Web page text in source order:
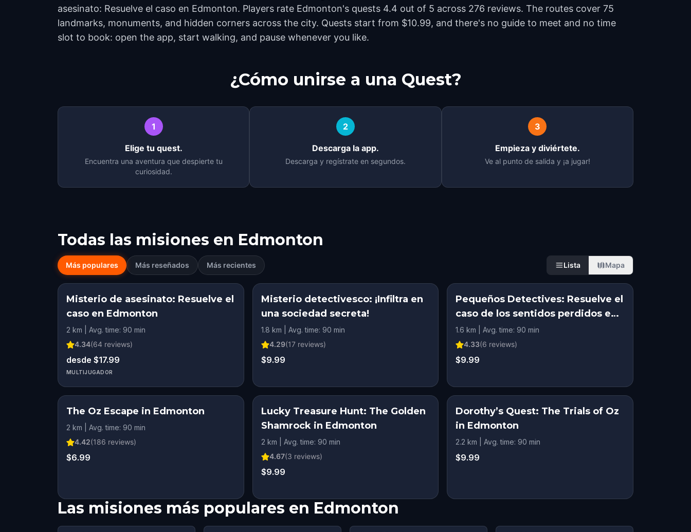
asesinato: Resuelve el caso en Edmonton. Players rate Edmonton's quests 4.4 out of 5 across 276 reviews. The routes cover 75
landmarks, monuments, and hidden corners across the city. Quests start from $10.99, and there's no guide to meet and no time
slot to book: open the app, start walking, and pause whenever you like.
¿Cómo unirse a una Quest?
1
Elige tu quest.
Encuentra una aventura que despierte tu
curiosidad.
2
Descarga la app.
Descarga y regístrate en segundos.
3
Empieza y diviértete.
Ve al punto de salida y ¡a jugar!
Todas las misiones en Edmonton
Más populares Más reseñados Más recientes Lista Mapa
Misterio de asesinato: Resuelve el
caso en Edmonton
2 km | Avg. time: 90 min
4.34(64 reviews)
desde $17.99
MULTIJUGADOR
Misterio detectivesco: ¡Infiltra en
una sociedad secreta!
1.8 km | Avg. time: 90 min
4.29(17reviews)
$9.99
Pequeños Detectives: Resuelve el
caso de los sentidos perdidos en
Edmonton
1.6 km | Avg. time: 90 min
4.33(6 reviews)
$9.99
The Oz Escape in Edmonton
2 km | Avg. time: 90 min
4.42(186 reviews)
$6.99
Lucky Treasure Hunt: The Golden
Shamrock in Edmonton
2 km | Avg. time: 90 min
4.67(3 reviews)
$9.99
Dorothy’s Quest: The Trials of Oz
in Edmonton
2.2 km | Avg. time: 90 min
$9.99
Las misiones más populares en Edmonton